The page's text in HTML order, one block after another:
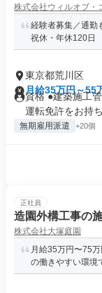
株式会社ウィルオブ・
経験者募集／通勤
祝休・年休120日
東京都荒川区
月給35万円～55
資格 ●建築施工
運転免許をお持ち
無期雇用派遣 +20個
正社員
造園外構工事の
株式会社大塚庭園
月給35万円〜75
の働きやすい環境